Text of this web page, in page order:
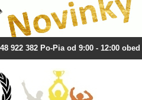
922 382 Po-Pia od 9:00 - 12:00